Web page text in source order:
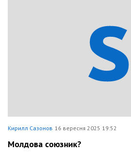
Кирилл Сазонов 16 вересня 2025 19:52
Молдова союзник?